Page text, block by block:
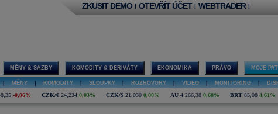
ZKUSIT DEMO | OTEVŘÍT ÚČET | WEBTRADER |
MĚNY & SAZBY KOMODITY & DERIVÁTY EKONOMIKA PRÁVO MOJE
MĚNY KOMODITY SLOUPKY ROZHOVORY VIDEO MONITORING
-0,06% CZK/€ 24,234 0,03% CZK/$ 21,030 0,00% AU 4 266,38 0,68% BRT 83,08 4,61%